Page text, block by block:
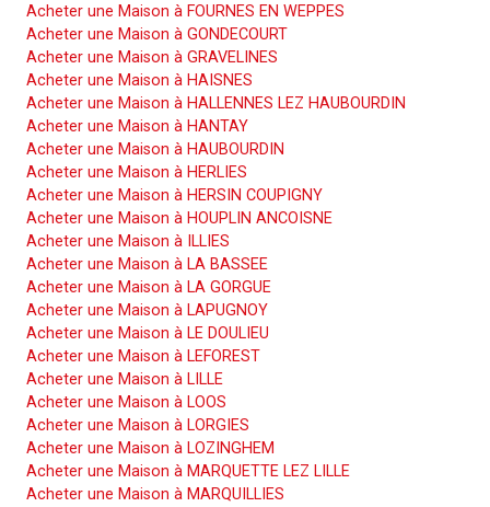
Acheter une Maison à FOURNES EN WEPPES
Acheter une Maison à GONDECOURT
Acheter une Maison à GRAVELINES
Acheter une Maison à HAISNES
Acheter une Maison à HALLENNES LEZ HAUBOURDIN
Acheter une Maison à HANTAY
Acheter une Maison à HAUBOURDIN
Acheter une Maison à HERLIES
Acheter une Maison à HERSIN COUPIGNY
Acheter une Maison à HOUPLIN ANCOISNE
Acheter une Maison à ILLIES
Acheter une Maison à LA BASSEE
Acheter une Maison à LA GORGUE
Acheter une Maison à LAPUGNOY
Acheter une Maison à LE DOULIEU
Acheter une Maison à LEFOREST
Acheter une Maison à LILLE
Acheter une Maison à LOOS
Acheter une Maison à LORGIES
Acheter une Maison à LOZINGHEM
Acheter une Maison à MARQUETTE LEZ LILLE
Acheter une Maison à MARQUILLIES